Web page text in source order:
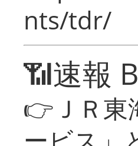
nts/tdr/
📶速報
👉ＪＲ東